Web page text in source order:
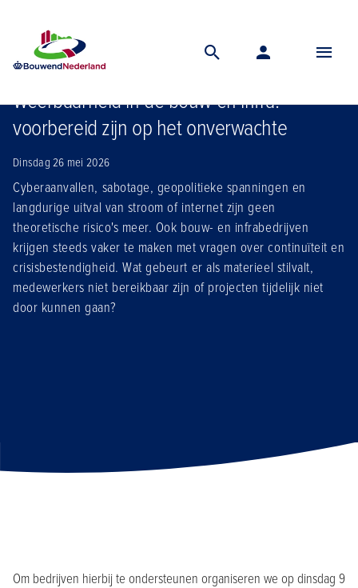
Nieuws
Weerbaarheid in de bouw en infra:
voorbereid zijn op het onverwachte
Dinsdag 26 mei 2026
Cyberaanvallen, sabotage, geopolitieke spanningen en
langdurige uitval van stroom of internet zijn geen
theoretische risico's meer. Ook bouw- en infrabedrijven
krijgen steeds vaker te maken met vragen over continuïteit en
crisisbestendigheid. Wat gebeurt er als materieel stilvalt,
medewerkers niet bereikbaar zijn of projecten tijdelijk niet
door kunnen gaan?
Om bedrijven hierbij te ondersteunen organiseren we op dinsdag 9